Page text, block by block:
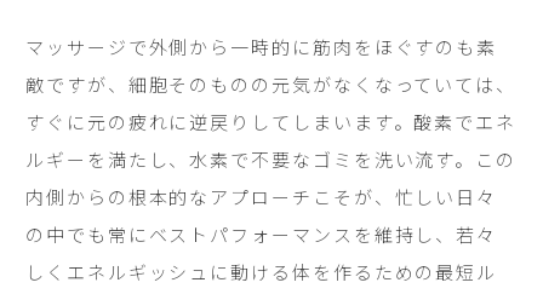
マッサージで外側から一時的に筋肉をほぐすのも素
敵ですが、細胞そのものの元気がなくなっていては、
すぐに元の疲れに逆戻りしてしまいます。酸素でエネ
ルギーを満たし、水素で不要なゴミを洗い流す。この
内側からの根本的なアプローチこそが、忙しい日々
の中でも常にベストパフォーマンスを維持し、若々
しくエネルギッシュに動ける体を作るための最短ル